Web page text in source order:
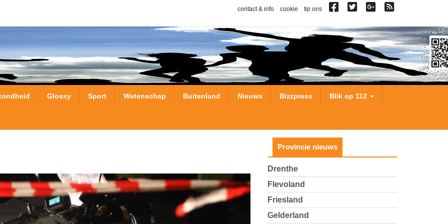
contact & info cookie tip ons
Glossy Sport Wetenschap Buitenland Nieuws Bizzpress Blik op 112
Provincie nieuws
Drenthe
Flevoland
Friesland
Gelderland